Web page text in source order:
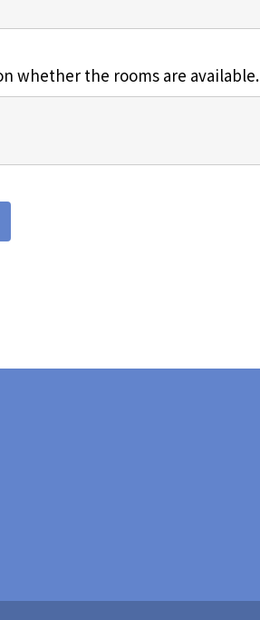
whether the rooms are available.